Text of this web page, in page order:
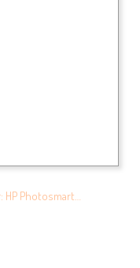
Photosmart…